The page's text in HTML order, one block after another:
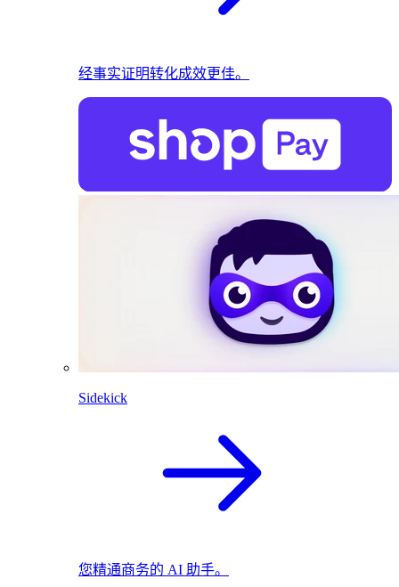
经事实证明转化成效更佳。
Sidekick
您精通商务的 AI 助手。